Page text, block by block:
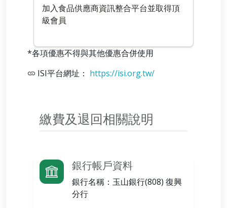
加入食品供應商資訊整合平台並取得頂
級會員
*各項優惠不得與其他優惠合併使用
ISI平台網址： https://isi.org.tw/
繳費及退回相關說明
銀行帳戶資料
銀行名稱： 玉山銀行(808) 復興
分行